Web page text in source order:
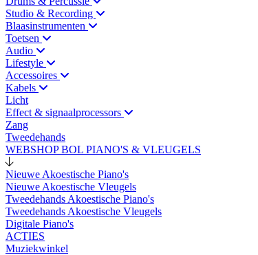
Studio & Recording
Blaasinstrumenten
Toetsen
Audio
Lifestyle
Accessoires
Kabels
Licht
Effect & signaalprocessors
Zang
Tweedehands
WEBSHOP BOL PIANO'S & VLEUGELS
Nieuwe Akoestische Piano's
Nieuwe Akoestische Vleugels
Tweedehands Akoestische Piano's
Tweedehands Akoestische Vleugels
Digitale Piano's
ACTIES
Muziekwinkel